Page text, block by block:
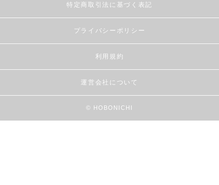
特定商取引法に基づく表記
プライバシーポリシー
利用規約
運営会社について
© HOBONICHI